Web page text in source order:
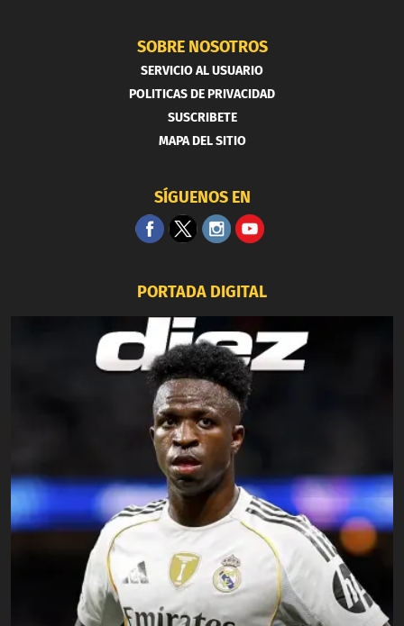
SOBRE NOSOTROS
SERVICIO AL USUARIO
POLITICAS DE PRIVACIDAD
SUSCRIBETE
MAPA DEL SITIO
SÍGUENOS EN
PORTADA DIGITAL